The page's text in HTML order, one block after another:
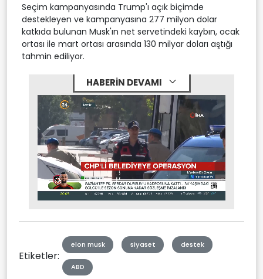
Seçim kampanyasında Trump'ı açık biçimde
destekleyen ve kampanyasına 277 milyon dolar
katkıda bulunan Musk'ın net servetindeki kaybın, ocak
ortası ile mart ortası arasında 130 milyar doları aştığı
tahmin ediliyor.
HABERİN DEVAMI
Mute Stream
Etiketler:
elon musk siyaset destek
ABD